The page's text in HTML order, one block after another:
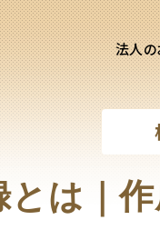
法人
ご相談
支援相談サイト
個人のお客様ご相談
離婚問題
とは｜